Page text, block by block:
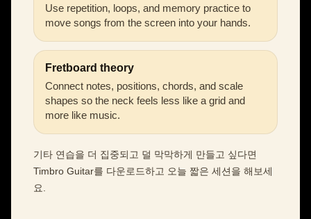
Use repetition, loops, and memory practice to
move songs from the screen into your hands.
Fretboard theory
Connect notes, positions, chords, and scale
shapes so the neck feels less like a grid and
more like music.
기타 연습을 더 집중되고 덜 막막하게 만들고 싶다면
Timbro Guitar를 다운로드하고 오늘 짧은 세션을 해보세
요.